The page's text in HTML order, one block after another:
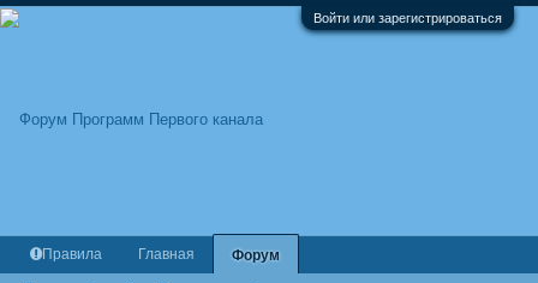
Войти или зарегистрироваться
Правила Главная Форум